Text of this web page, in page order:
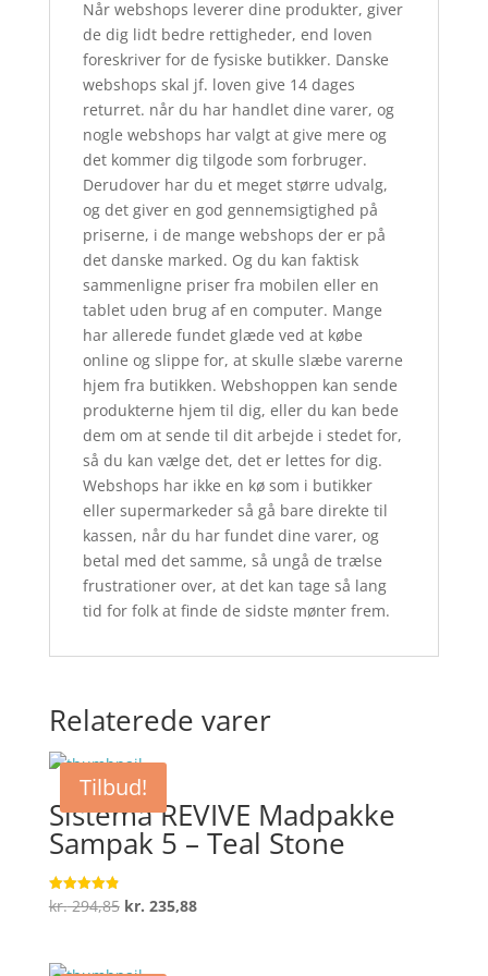
Når webshops leverer dine produkter, giver
de dig lidt bedre rettigheder, end loven
foreskriver for de fysiske butikker. Danske
webshops skal jf. loven give 14 dages
returret. når du har handlet dine varer, og
nogle webshops har valgt at give mere og
det kommer dig tilgode som forbruger.
Derudover har du et meget større udvalg,
og det giver en god gennemsigtighed på
priserne, i de mange webshops der er på
det danske marked. Og du kan faktisk
sammenligne priser fra mobilen eller en
tablet uden brug af en computer. Mange
har allerede fundet glæde ved at købe
online og slippe for, at skulle slæbe varerne
hjem fra butikken. Webshoppen kan sende
produkterne hjem til dig, eller du kan bede
dem om at sende til dit arbejde i stedet for,
så du kan vælge det, det er lettes for dig.
Webshops har ikke en kø som i butikker
eller supermarkeder så gå bare direkte til
kassen, når du har fundet dine varer, og
betal med det samme, så ungå de trælse
frustrationer over, at det kan tage så lang
tid for folk at finde de sidste mønter frem.
Relaterede varer
Tilbud!
Sistema REVIVE Madpakke
Sampak 5 – Teal Stone
Vurderet
4.9
kr.294,85 Den
kr. 235,88Den